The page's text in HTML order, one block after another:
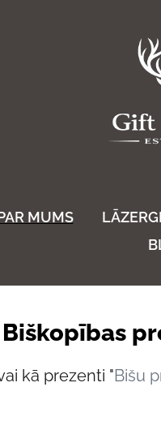
MUMS
Biškopības
kā prezenti "Bišu